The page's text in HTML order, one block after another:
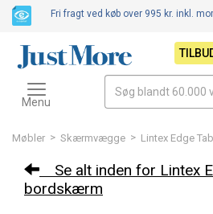
Møbler > Skærmvægge > Lintex Edge
Se alt inden for Lintex
bordskærm
Fri fragt ved køb over 995 kr. inkl.
Toggle
navigation
Menu